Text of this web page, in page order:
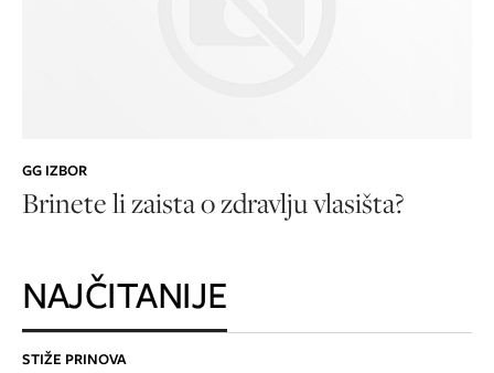
GG IZBOR
Brinete li zaista o zdravlju vlasišta?
NAJČITANIJE
STIŽE PRINOVA